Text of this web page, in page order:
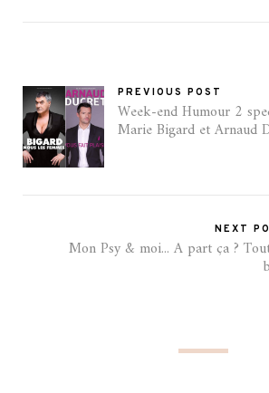
PREVIOUS POST
Week-end Humour 2
Marie Bigard et Arnaud
NEXT
Mon Psy & moi... A part ça ?